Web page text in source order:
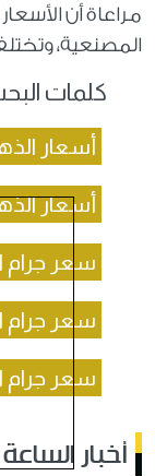
مراعاة أن
المصنعية،
كلمات
أسعار
أسعار
سعر جرام
سعر جرام
سعر جرام
أخبار الساعة